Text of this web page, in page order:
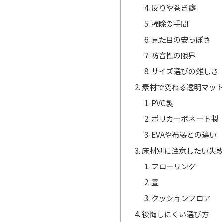
反りや巻き癖
掃除の手間
見た目の安っぽさ
防音性の限界
サイズ選びの難しさ
素材で変わる透明マッ
PVC製
ポリカーボネート製
EVAや布製との違い
床材別に注意したい失
フローリング
畳
クッションフロア
後悔しにくい選び方